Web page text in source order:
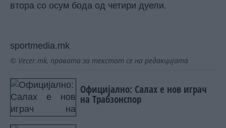
втора со осум бода од четири дуели.
sportmedia.mk
© Vecer.mk, правата за текстот се на редакцијата
Официјално: Салах е нов играч
на Трабзонспор